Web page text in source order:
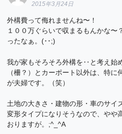
2015年3月24日
外構費って侮れませんね〜！
１００万ぐらいで収まるもんかな〜
ったなぁ。(･･;)
我が家もそろそろ外構を‥と考え始
（柵？）とカーポート以外は、特
が夫婦です。（笑）
土地の大きさ・建物の形・車のサイ
変形タイプになりそうなので、やや
おりますが。;^_^A